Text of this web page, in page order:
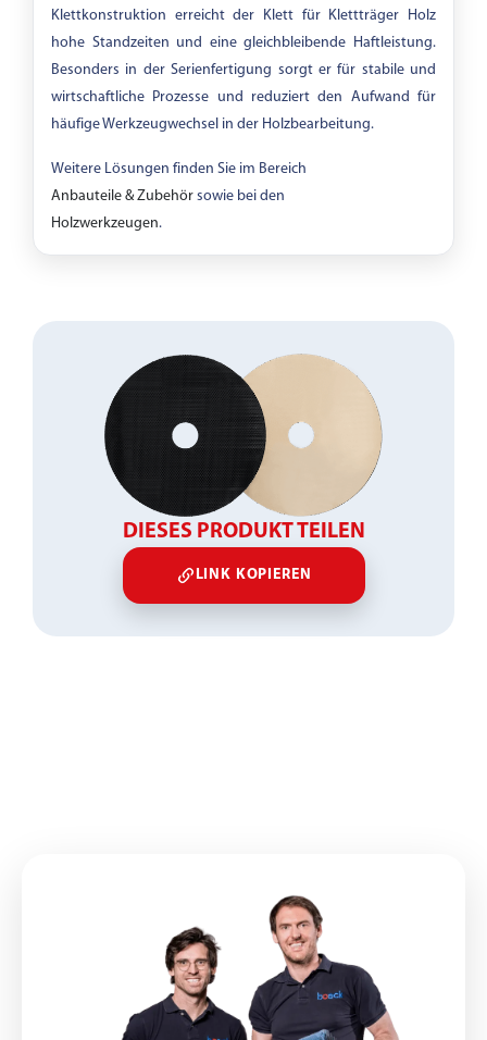
Klettkonstruktion erreicht der Klett für Klettträger Holz
hohe Standzeiten und eine gleichbleibende Haftleistung.
Besonders in der Serienfertigung sorgt er für stabile und
wirtschaftliche Prozesse und reduziert den Aufwand für
häufige Werkzeugwechsel in der Holzbearbeitung.
Weitere Lösungen finden Sie im Bereich
Anbauteile & Zubehör sowie bei den
Holzwerkzeugen.
DIESES PRODUKT TEILEN
LINK KOPIEREN